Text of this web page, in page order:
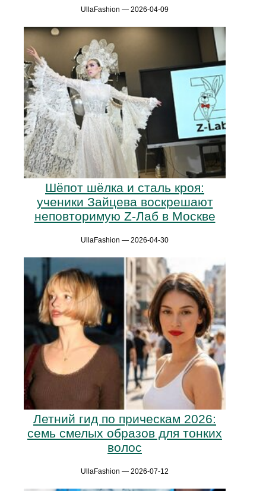
UllaFashion — 2026-04-09
Шёпот шёлка и сталь кроя:
ученики Зайцева воскрешают
неповторимую Z-Лаб в Москве
UllaFashion — 2026-04-30
Летний гид по прическам 2026:
семь смелых образов для тонких
волос
UllaFashion — 2026-07-12